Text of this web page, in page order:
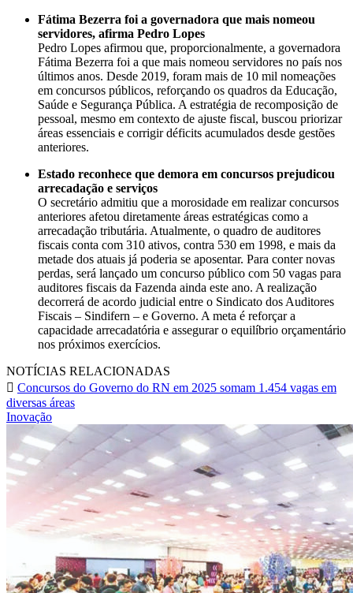
Fátima Bezerra foi a governadora que mais nomeou
servidores, afirma Pedro Lopes
Pedro Lopes afirmou que, proporcionalmente, a governadora
Fátima Bezerra foi a que mais nomeou servidores no país nos
últimos anos. Desde 2019, foram mais de 10 mil nomeações
em concursos públicos, reforçando os quadros da Educação,
Saúde e Segurança Pública. A estratégia de recomposição de
pessoal, mesmo em contexto de ajuste fiscal, buscou priorizar
áreas essenciais e corrigir déficits acumulados desde gestões
anteriores.
Estado reconhece que demora em concursos prejudicou
arrecadação e serviços
O secretário admitiu que a morosidade em realizar concursos
anteriores afetou diretamente áreas estratégicas como a
arrecadação tributária. Atualmente, o quadro de auditores
fiscais conta com 310 ativos, contra 530 em 1998, e mais da
metade dos atuais já poderia se aposentar. Para conter novas
perdas, será lançado um concurso público com 50 vagas para
auditores fiscais da Fazenda ainda este ano. A realização
decorrerá de acordo judicial entre o Sindicato dos Auditores
Fiscais – Sindifern – e Governo. A meta é reforçar a
capacidade arrecadatória e assegurar o equilíbrio orçamentário
nos próximos exercícios.
NOTÍCIAS RELACIONADAS
Concursos do Governo do RN em 2025 somam 1.454 vagas em
diversas áreas
Inovação